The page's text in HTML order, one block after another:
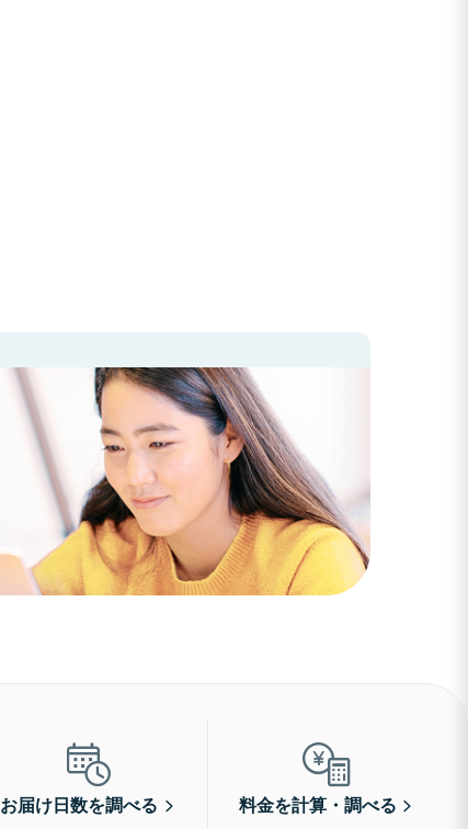
お届け日数を調べる 料金を計算・調べる